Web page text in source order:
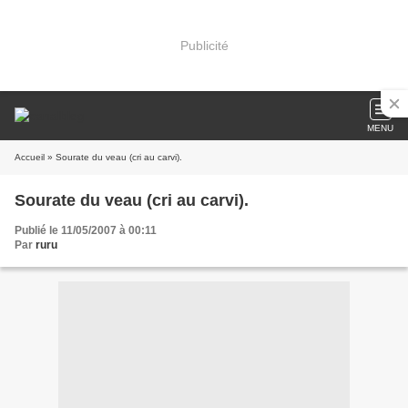
Publicité
MENU
Accueil » Sourate du veau (cri au carvi).
Sourate du veau (cri au carvi).
Publié le 11/05/2007 à 00:11
Par ruru